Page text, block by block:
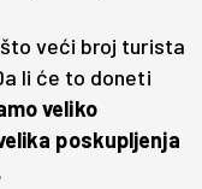
veći broj turista
li će to doneti
veliko
poskupljenja